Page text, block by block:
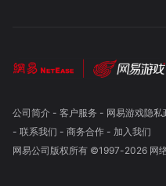
公司简介- 客户服务 - 网易游戏隐
- 联系我们 - 商务合作- 加入我们
网易公司版权所有 ©1997-2026 网